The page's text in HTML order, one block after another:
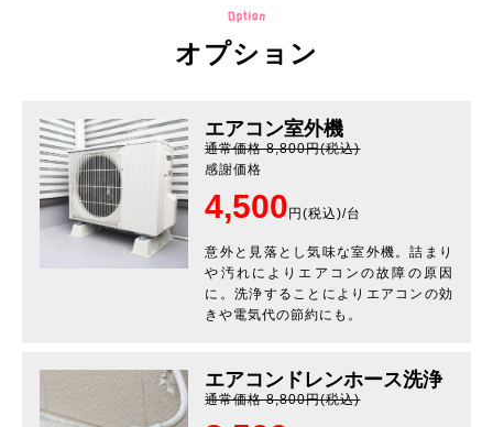
オプション
エアコン室外機
通常価格 8,800円(税込)
感謝価格
4,500 円(税込)/台
意外と見落とし気味な室外機。詰まり
や汚れによりエアコンの故障の原因
に。洗浄することによりエアコンの効
きや電気代の節約にも。
エアコンドレンホース洗浄
通常価格 8,800円(税込)